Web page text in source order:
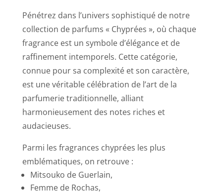
Pénétrez dans l’univers sophistiqué de notre
collection de parfums « Chyprées », où chaque
fragrance est un symbole d’élégance et de
raffinement intemporels. Cette catégorie,
connue pour sa complexité et son caractère,
est une véritable célébration de l’art de la
parfumerie traditionnelle, alliant
harmonieusement des notes riches et
audacieuses.
Parmi les fragrances chyprées les plus
emblématiques, on retrouve :
Mitsouko de Guerlain,
Femme de Rochas,